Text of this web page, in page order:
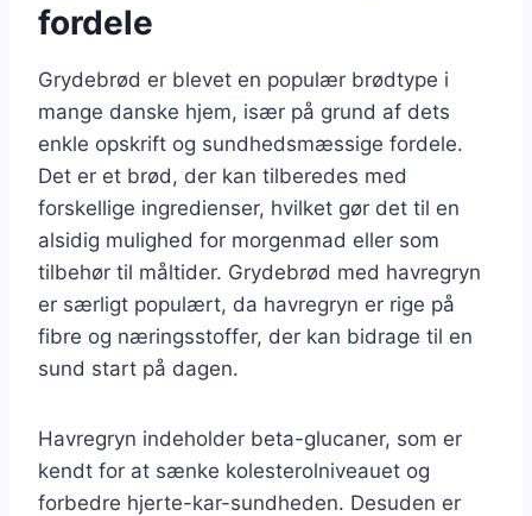
fordele
Grydebrød er blevet en populær brødtype i
mange danske hjem, især på grund af dets
enkle opskrift og sundhedsmæssige fordele.
Det er et brød, der kan tilberedes med
forskellige ingredienser, hvilket gør det til en
alsidig mulighed for morgenmad eller som
tilbehør til måltider. Grydebrød med havregryn
er særligt populært, da havregryn er rige på
fibre og næringsstoffer, der kan bidrage til en
sund start på dagen.
Havregryn indeholder beta-glucaner, som er
kendt for at sænke kolesterolniveauet og
forbedre hjerte-kar-sundheden. Desuden er